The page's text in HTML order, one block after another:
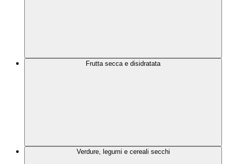
Frutta secca e disidratata
Verdure, legumi e cereali secchi